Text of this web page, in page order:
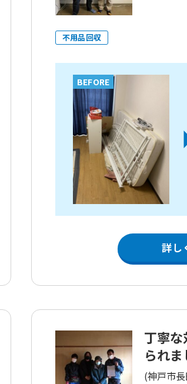
不用品回収
BEFORE
詳し
丁寧
られま
(神戸市